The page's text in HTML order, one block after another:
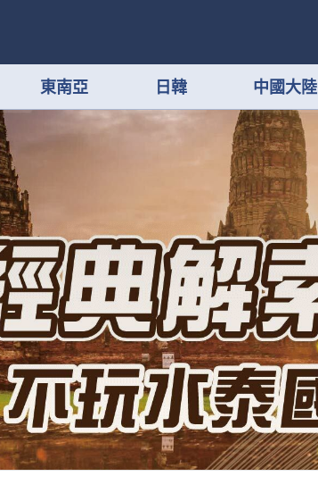
東南亞 日韓 中國大陸